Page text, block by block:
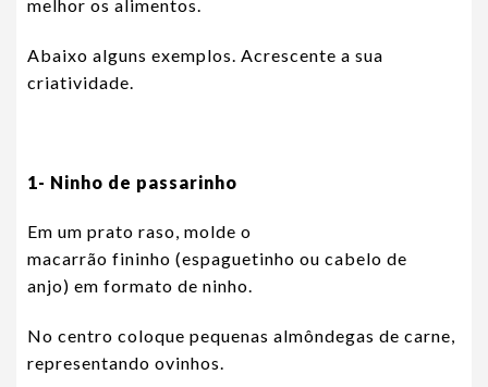
melhor os alimentos.
Abaixo alguns exemplos. Acrescente a sua
criatividade.
1- Ninho de passarinho
Em um prato raso, molde o
macarrão fininho (espaguetinho ou cabelo de
anjo) em formato de ninho.
No centro coloque pequenas almôndegas de carne,
representando ovinhos.